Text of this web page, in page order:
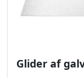
Glider af